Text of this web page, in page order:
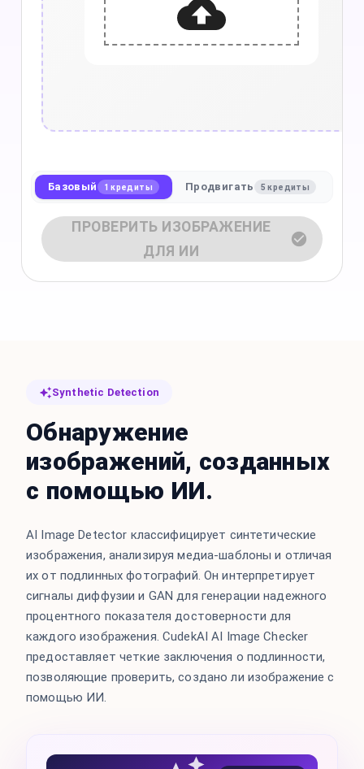
Базовый 1 кредиты Продвигать 5 кредиты
ПРОВЕРИТЬ ИЗОБРАЖЕНИЕ
ДЛЯ ИИ
Synthetic Detection
Обнаружение
изображений, созданных
с помощью ИИ.
AI Image Detector классифицирует синтетические
изображения, анализируя медиа-шаблоны и отличая
их от подлинных фотографий. Он интерпретирует
сигналы диффузии и GAN для генерации надежного
процентного показателя достоверности для
каждого изображения. CudekAI AI Image Checker
предоставляет четкие заключения о подлинности,
позволяющие проверить, создано ли изображение с
помощью ИИ.